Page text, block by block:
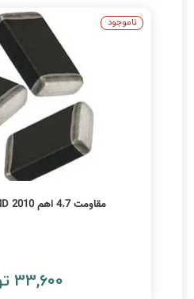
مقاومت 4.7 اهم SMD 2010 بسته 20 تايي
33,600 تومان
ناموجود